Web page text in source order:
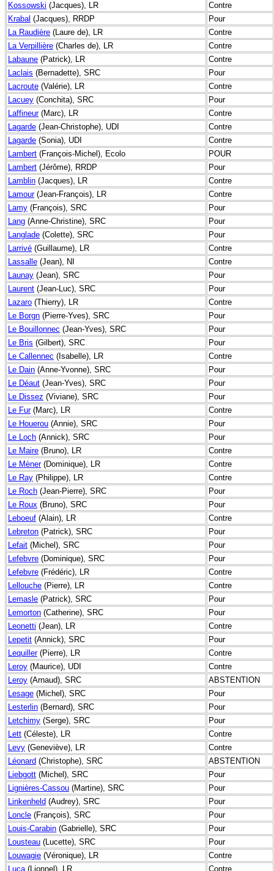
Kossowski (Jacques), LR
Contre
Krabal (Jacques), RRDP
Pour
La Raudière (Laure de), LR
Contre
La Verpillière (Charles de), LR
Contre
Labaune (Patrick), LR
Contre
Laclais (Bernadette), SRC
Pour
Lacroute (Valérie), LR
Contre
Lacuey (Conchita), SRC
Pour
Laffineur(Marc), LR
Contre
Lagarde (Jean-Christophe), UDI
Contre
Lagarde (Sonia), UDI
Contre
Lambert (François-Michel), Ecolo
POUR
Lambert (Jérôme), RRDP
Pour
Lamblin (Jacques), LR
Contre
Lamour(Jean-François), LR
Contre
Lamy (François), SRC
Pour
Lang (Anne-Christine), SRC
Pour
Langlade (Colette), SRC
Pour
Larrivé (Guillaume), LR
Contre
Lassalle (Jean), NI
Contre
Launay (Jean), SRC
Pour
Laurent (Jean-Luc), SRC
Pour
Lazaro (Thierry), LR
Contre
Le Borgn (Pierre-Yves), SRC
Pour
Le Bouillonnec (Jean-Yves), SRC
Pour
Le Bris (Gilbert), SRC
Pour
Le Callennec (Isabelle), LR
Contre
Le Dain (Anne-Yvonne), SRC
Pour
Le Déaut (Jean-Yves), SRC
Pour
Le Dissez (Viviane), SRC
Pour
Le Fur(Marc), LR
Contre
Le Houerou (Annie), SRC
Pour
Le Loch (Annick), SRC
Pour
Le Maire (Bruno), LR
Contre
Le Mèner(Dominique), LR
Contre
Le Ray (Philippe), LR
Contre
Le Roch (Jean-Pierre), SRC
Pour
Le Roux (Bruno), SRC
Pour
Leboeuf (Alain), LR
Contre
Lebreton (Patrick), SRC
Pour
Lefait (Michel), SRC
Pour
Lefebvre (Dominique), SRC
Pour
Lefebvre (Frédéric), LR
Contre
Lellouche (Pierre), LR
Contre
Lemasle (Patrick), SRC
Pour
Lemorton (Catherine), SRC
Pour
Leonetti (Jean), LR
Contre
Lepetit (Annick), SRC
Pour
Lequiller(Pierre), LR
Contre
Leroy (Maurice), UDI
Contre
Leroy (Arnaud), SRC
ABSTENTION
Lesage (Michel), SRC
Pour
Lesterlin (Bernard), SRC
Pour
Letchimy (Serge), SRC
Pour
Lett (Céleste), LR
Contre
Levy (Geneviève), LR
Contre
Léonard (Christophe), SRC
ABSTENTION
Liebgott (Michel), SRC
Pour
Lignières-Cassou (Martine), SRC
Pour
Linkenheld (Audrey), SRC
Pour
Loncle (François), SRC
Pour
Louis-Carabin (Gabrielle), SRC
Pour
Lousteau (Lucette), SRC
Pour
Louwagie (Véronique), LR
Contre
Luca(Lionnel), LR
Contre